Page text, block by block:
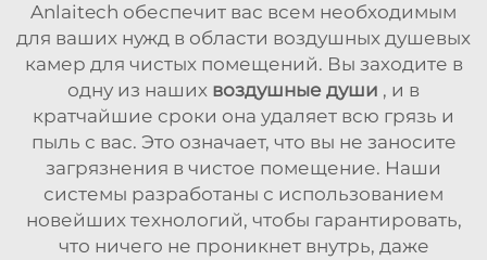
Anlaitech обеспечит вас всем необходимым
для ваших нужд в области воздушных душевых
камер для чистых помещений. Вы заходите в
одну из наших воздушные души , и в
кратчайшие сроки она удаляет всю грязь и
пыль с вас. Это означает, что вы не заносите
загрязнения в чистое помещение. Наши
системы разработаны с использованием
новейших технологий, чтобы гарантировать,
что ничего не проникнет внутрь, даже